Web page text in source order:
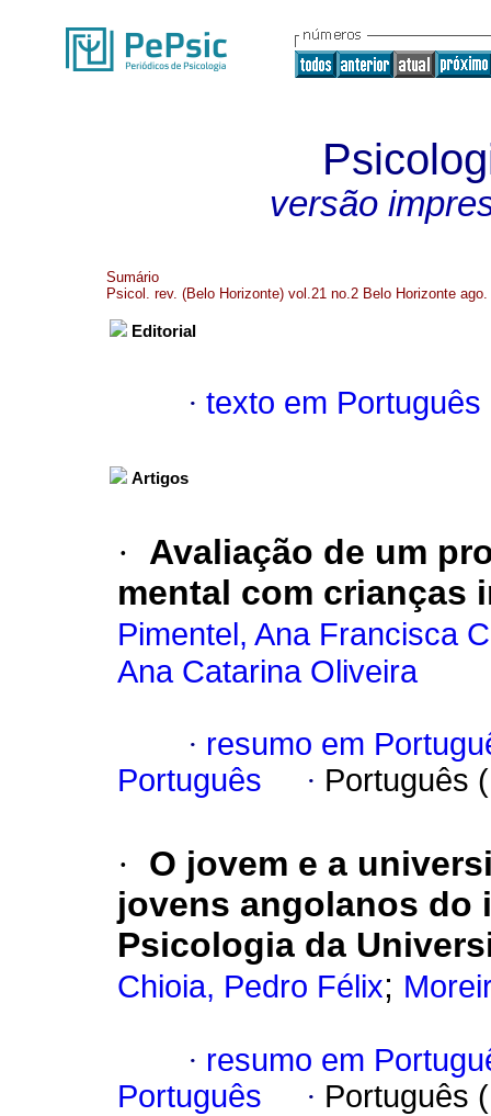
versão
Sumário
Psicol. rev. (Belo Horizonte) vol.21 no.2 Belo Horizonte ago.
Editorial
· texto em Português
Artigos
·
Avaliação de um
mental com crianças
Pimentel, Ana Francisca
Ana Catarina Oliveira
· resumo em
Português
· Português
·
O jovem e a
jovens angolanos do
Psicologia da
Chioia, Pedro Félix;
· resumo em
Português
· Português